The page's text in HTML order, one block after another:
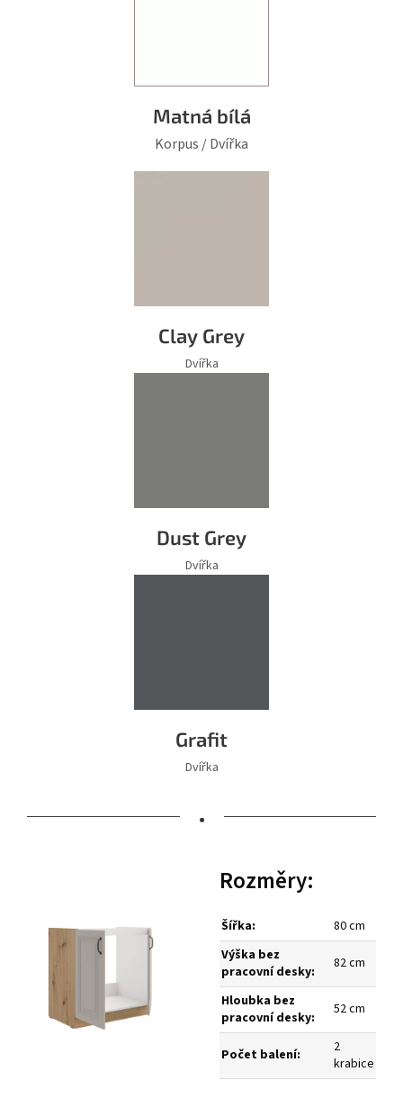
Matná bílá
Korpus / Dvířka
Clay Grey
Dvířka
Dust Grey
Dvířka
Grafit
Dvířka
•
Rozměry:
Šířka:
80 cm
Výška bez
pracovní desky:
82 cm
Hloubka bez
pracovní desky:
52 cm
Počet balení:
2
krabice